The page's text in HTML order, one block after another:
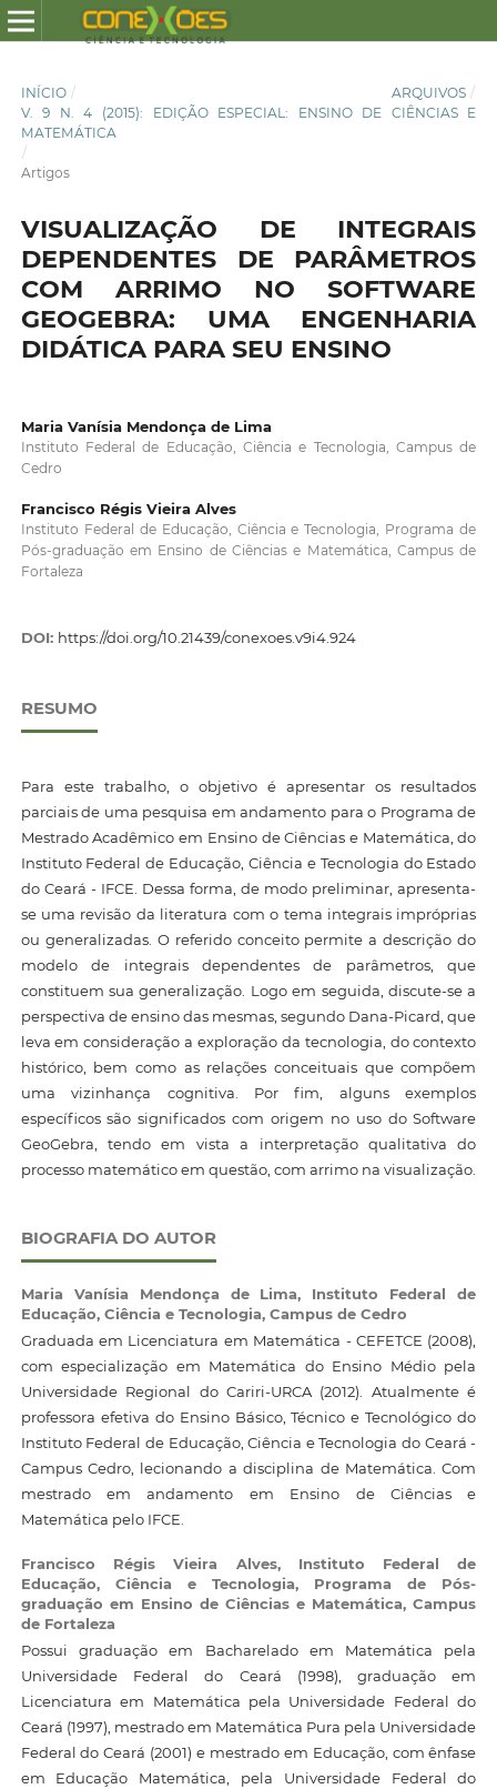
INÍCIO / ARQUIVOS /
V. 9 N. 4 (2015): EDIÇÃO ESPECIAL: ENSINO DE CIÊNCIAS E
MATEMÁTICA
/
Artigos
VISUALIZAÇÃO DE INTEGRAIS
DEPENDENTES DE PARÂMETROS
COM ARRIMO NO SOFTWARE
GEOGEBRA: UMA ENGENHARIA
DIDÁTICA PARA SEU ENSINO
Maria Vanísia Mendonça de Lima
Instituto Federal de Educação, Ciência e Tecnologia, Campus de
Cedro
Francisco Régis Vieira Alves
Instituto Federal de Educação, Ciência e Tecnologia, Programa de
Pós-graduação em Ensino de Ciências e Matemática, Campus de
Fortaleza
DOI: https://doi.org/10.21439/conexoes.v9i4.924
RESUMO
Para este trabalho, o objetivo é apresentar os resultados
parciais de uma pesquisa em andamento para o Programa de
Mestrado Acadêmico em Ensino de Ciências e Matemática, do
Instituto Federal de Educação, Ciência e Tecnologia do Estado
do Ceará - IFCE. Dessa forma, de modo preliminar, apresenta-
se uma revisão da literatura com o tema integrais impróprias
ou generalizadas. O referido conceito permite a descrição do
modelo de integrais dependentes de parâmetros, que
constituem sua generalização. Logo em seguida, discute-se a
perspectiva de ensino das mesmas, segundo Dana-Picard, que
leva em consideração a exploração da tecnologia, do contexto
histórico, bem como as relações conceituais que compõem
uma vizinhança cognitiva. Por fim, alguns exemplos
específicos são significados com origem no uso do Software
GeoGebra, tendo em vista a interpretação qualitativa do
processo matemático em questão, com arrimo na visualização.
BIOGRAFIA DO AUTOR
Maria Vanísia Mendonça de Lima, Instituto Federal de
Educação, Ciência e Tecnologia, Campus de Cedro
Graduada em Licenciatura em Matemática - CEFETCE (2008),
com especialização em Matemática do Ensino Médio pela
Universidade Regional do Cariri-URCA (2012). Atualmente é
professora efetiva do Ensino Básico, Técnico e Tecnológico do
Instituto Federal de Educação, Ciência e Tecnologia do Ceará -
Campus Cedro, lecionando a disciplina de Matemática. Com
mestrado em andamento em Ensino de Ciências e
Matemática pelo IFCE.
Francisco Régis Vieira Alves, Instituto Federal de
Educação, Ciência e Tecnologia, Programa de Pós-
graduação em Ensino de Ciências e Matemática, Campus
de Fortaleza
Possui graduação em Bacharelado em Matemática pela
Universidade Federal do Ceará (1998), graduação em
Licenciatura em Matemática pela Universidade Federal do
Ceará (1997), mestrado em Matemática Pura pela Universidade
Federal do Ceará (2001) e mestrado em Educação, com ênfase
em Educação Matemática, pela Universidade Federal do